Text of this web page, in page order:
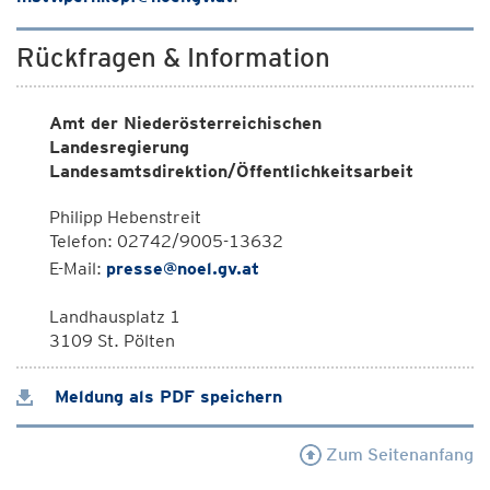
Rückfragen & Information
Amt der Niederösterreichischen
Landesregierung
Landesamtsdirektion/Öffentlichkeitsarbeit
Philipp Hebenstreit
Telefon: 02742/9005-13632
E-Mail: presse@noel.gv.at
Landhausplatz 1
3109 St. Pölten
Meldung als PDF speichern
Zum Seitenanfang